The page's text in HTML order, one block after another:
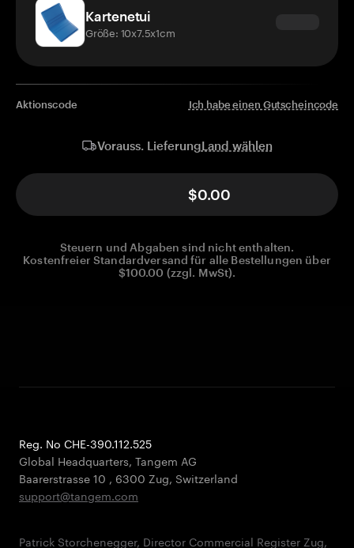
Kartenetui
Größe: 10x7.5x1cm
Aktionscode Ich habe einen Gutscheincode
Vorauss. LieferungLand wählen
$0.00
Steuern und Abgaben sind nicht enthalten.
Kostenfreier Standardversand für alle Bestellungen über
$100.00 (zzgl. MwSt).
Reg. No CHE-390.112.525
Global Headquarters, Tangem AG
Baarerstrasse 10 , 6300 Zug, Switzerland
support@tangem.com
Patrick Storchenegger, Director Commercial Register Zug,